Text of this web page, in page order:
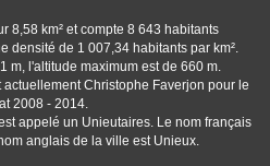
8,58 km² et compte 8 643 habitants
densité de 1 007,34 habitants par km².
m, l'altitude maximum est de 660 m.
Christophe Faverjon pour le
2008 - 2014.
appelé un Unieutaires. Le nom français
anglais de la ville est Unieux.